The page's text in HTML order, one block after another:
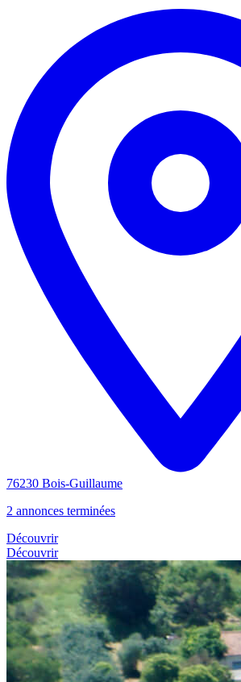
76230 Bois-Guillaume
2 annonces terminées
Découvrir
Découvrir